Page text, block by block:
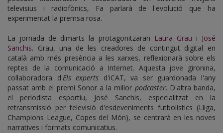
televisius i radiofònics, Fa parlarà de l'evolució que ha
experimentat la premsa rosa.
La jornada de dimarts la protagonitzaran Laura Grau i José
Sanchis. Grau, una de les creadores de contingut digital en
català amb més presència a les xarxes, reflexionarà sobre els
reptes de la comunicació a Internet. Aquesta jove gironina,
col·laboradora d'Els experts d'iCAT, va ser guardonada l'any
passat amb el premi Sonor a la millor podcaster. D'altra banda,
el periodista esportiu, José Sanchis, especialitzat en la
retransmissió per televisió d'esdeveniments futbolístics (Lliga,
Champions League, Copes del Món), se centrarà en les noves
narratives i formats comunicatius.